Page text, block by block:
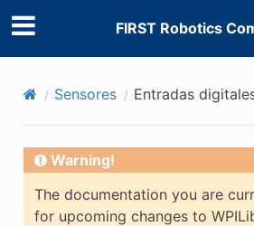
FIRST Robotics
Sensores Entradas
Warning!
The documentation you are
for upcoming changes to